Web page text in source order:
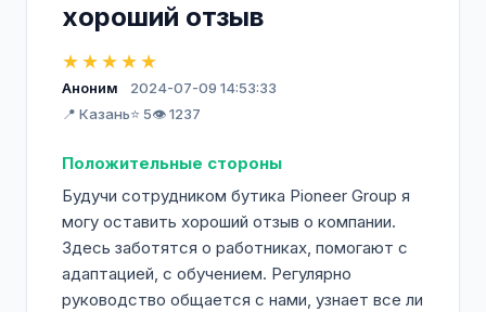
хороший отзыв
★★★★★
Аноним
2024-07-09 14:53:33
📍 Казань⭐ 5👁️ 1237
Положительные стороны
Будучи сотрудником бутика Pioneer Group я
могу оставить хороший отзыв о компании.
Здесь заботятся о работниках, помогают с
адаптацией, с обучением. Регулярно
руководство общается с нами, узнает все ли